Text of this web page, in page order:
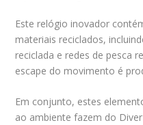
Este relógio inovador
materiais reciclados,
reciclada e redes de pesca
escape do movimento é
Em conjunto, estes
ao ambiente fazem do